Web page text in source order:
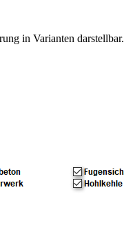
in Varianten darstellbar.